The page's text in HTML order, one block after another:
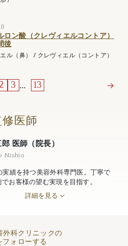
ロン酸（クレヴィエルコントア）
後
ル（鼻） / クレヴィエル（コントア）
3 … 13 →
修医師
医師（院長）
Nishio
実績を持つ美容外科専門医。丁寧で
お客様の望む実現を目指す。
詳細を見る
外科クリニックの
フォローする